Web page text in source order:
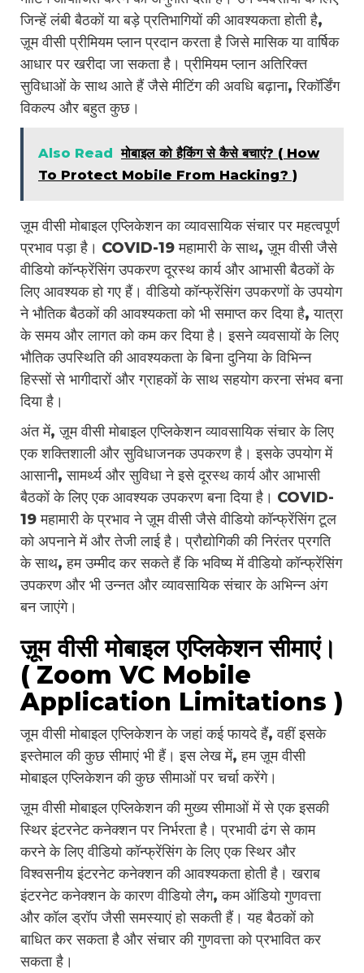
जिन्हें लंबी बैठकों या बड़े प्रतिभागियों की आवश्यकता होती है,
ज़ूम वीसी प्रीमियम प्लान प्रदान करता है जिसे मासिक या वार्षिक
आधार पर खरीदा जा सकता है। प्रीमियम प्लान अतिरिक्त
सुविधाओं के साथ आते हैं जैसे मीटिंग की अवधि बढ़ाना, रिकॉर्डिंग
विकल्प और बहुत कुछ।
Also Read
मोबाइल को हैकिंग से कैसे बचाएं? ( How
To Protect Mobile From Hacking? )
ज़ूम वीसी मोबाइल एप्लिकेशन का व्यावसायिक संचार पर महत्वपूर्ण
प्रभाव पड़ा है। COVID-19 महामारी के साथ, ज़ूम वीसी जैसे
वीडियो कॉन्फ्रेंसिंग उपकरण दूरस्थ कार्य और आभासी बैठकों के
लिए आवश्यक हो गए हैं। वीडियो कॉन्फ्रेंसिंग उपकरणों के उपयोग
ने भौतिक बैठकों की आवश्यकता को भी समाप्त कर दिया है, यात्रा
के समय और लागत को कम कर दिया है। इसने व्यवसायों के लिए
भौतिक उपस्थिति की आवश्यकता के बिना दुनिया के विभिन्न
हिस्सों से भागीदारों और ग्राहकों के साथ सहयोग करना संभव बना
दिया है।
अंत में, ज़ूम वीसी मोबाइल एप्लिकेशन व्यावसायिक संचार के लिए
एक शक्तिशाली और सुविधाजनक उपकरण है। इसके उपयोग में
आसानी, सामर्थ्य और सुविधा ने इसे दूरस्थ कार्य और आभासी
बैठकों के लिए एक आवश्यक उपकरण बना दिया है। COVID-
19 महामारी के प्रभाव ने ज़ूम वीसी जैसे वीडियो कॉन्फ्रेंसिंग टूल
को अपनाने में और तेजी लाई है। प्रौद्योगिकी की निरंतर प्रगति
के साथ, हम उम्मीद कर सकते हैं कि भविष्य में वीडियो कॉन्फ्रेंसिंग
उपकरण और भी उन्नत और व्यावसायिक संचार के अभिन्न अंग
बन जाएंगे।
ज़ूम वीसी मोबाइल एप्लिकेशन सीमाएं।
( Zoom VC Mobile
Application Limitations )
जूम वीसी मोबाइल एप्लिकेशन के जहां कई फायदे हैं, वहीं इसके
इस्तेमाल की कुछ सीमाएं भी हैं। इस लेख में, हम ज़ूम वीसी
मोबाइल एप्लिकेशन की कुछ सीमाओं पर चर्चा करेंगे।
ज़ूम वीसी मोबाइल एप्लिकेशन की मुख्य सीमाओं में से एक इसकी
स्थिर इंटरनेट कनेक्शन पर निर्भरता है। प्रभावी ढंग से काम
करने के लिए वीडियो कॉन्फ्रेंसिंग के लिए एक स्थिर और
विश्वसनीय इंटरनेट कनेक्शन की आवश्यकता होती है। खराब
इंटरनेट कनेक्शन के कारण वीडियो लैग, कम ऑडियो गुणवत्ता
और कॉल ड्रॉप जैसी समस्याएं हो सकती हैं। यह बैठकों को
बाधित कर सकता है और संचार की गुणवत्ता को प्रभावित कर
सकता है।